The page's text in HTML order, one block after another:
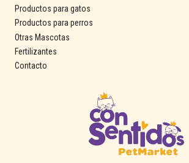
Productos para gatos
Productos para perros
Otras Mascotas
Fertilizantes
Contacto